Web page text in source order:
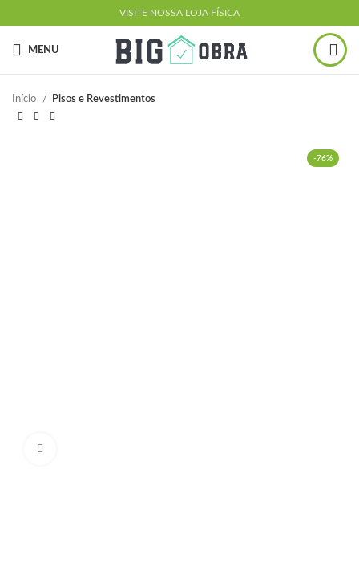
VISITE NOSSA LOJA FÍSICA
MENU
Início Pisos e Revestimentos
-76%